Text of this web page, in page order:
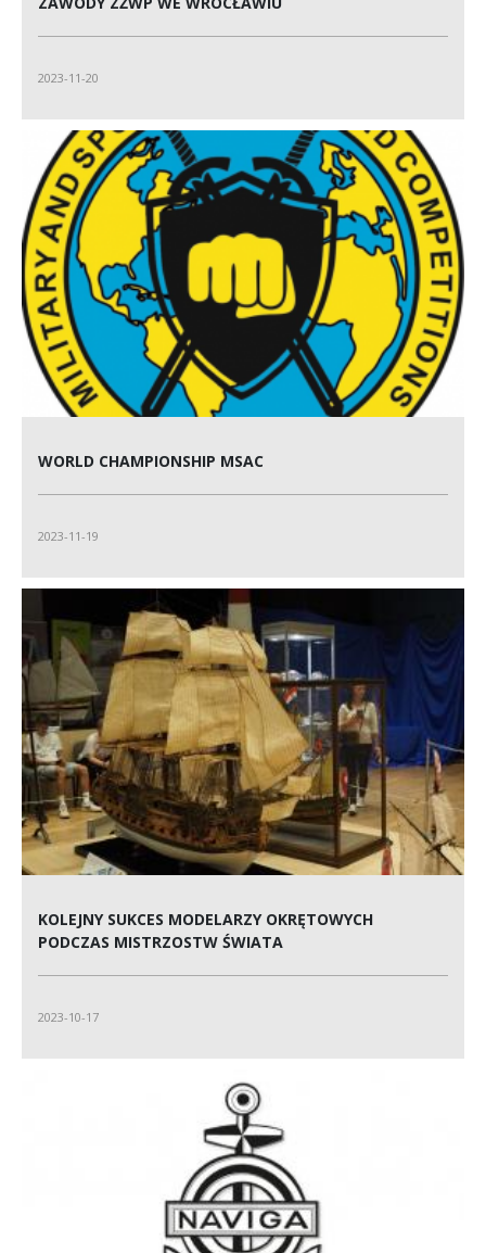
2023-11-20
WORLD CHAMPIONSHIP MSAC
2023-11-19
KOLEJNY SUKCES MODELARZY OKRĘTOWYCH
PODCZAS MISTRZOSTW ŚWIATA
2023-10-17